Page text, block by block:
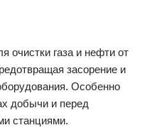
очистки газа и нефти от
засорение и
Особенно
добычи и перед
станциями.